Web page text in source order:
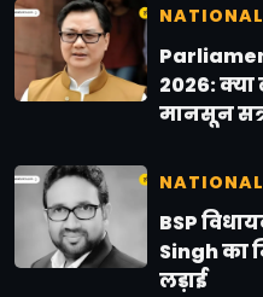
NATIONAL
2026:
मानसून
NATIONAL
BSP
Singh का
लड़ाई